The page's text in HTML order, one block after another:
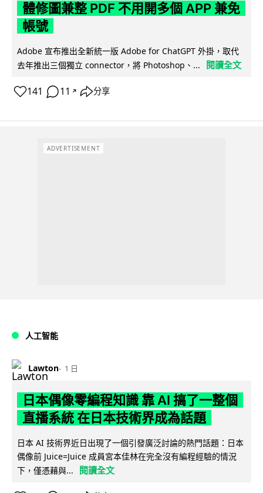
體修圖兼整 PDF 不用開多個 APP 兼免
帳號
Adobe 宣布推出全新統一版 Adobe for ChatGPT 外掛，取代
去年推出三個獨立 connector，將 Photoshop、...
閱讀全文
141 11 ↗ 分享
ADVERTISEMENT
人工智能
Lawton 1 日
日本偶像零編程知識 靠 AI 搞了一整個
直播系統 在日本技術界成為話題
日本 AI 技術界近日出現了一個引發廣泛討論的熱門話題：日本
偶像前 Juice=Juice 成員宮本佳林在完全沒有編程經驗的情況
下，僅憑藉與...
閱讀全文